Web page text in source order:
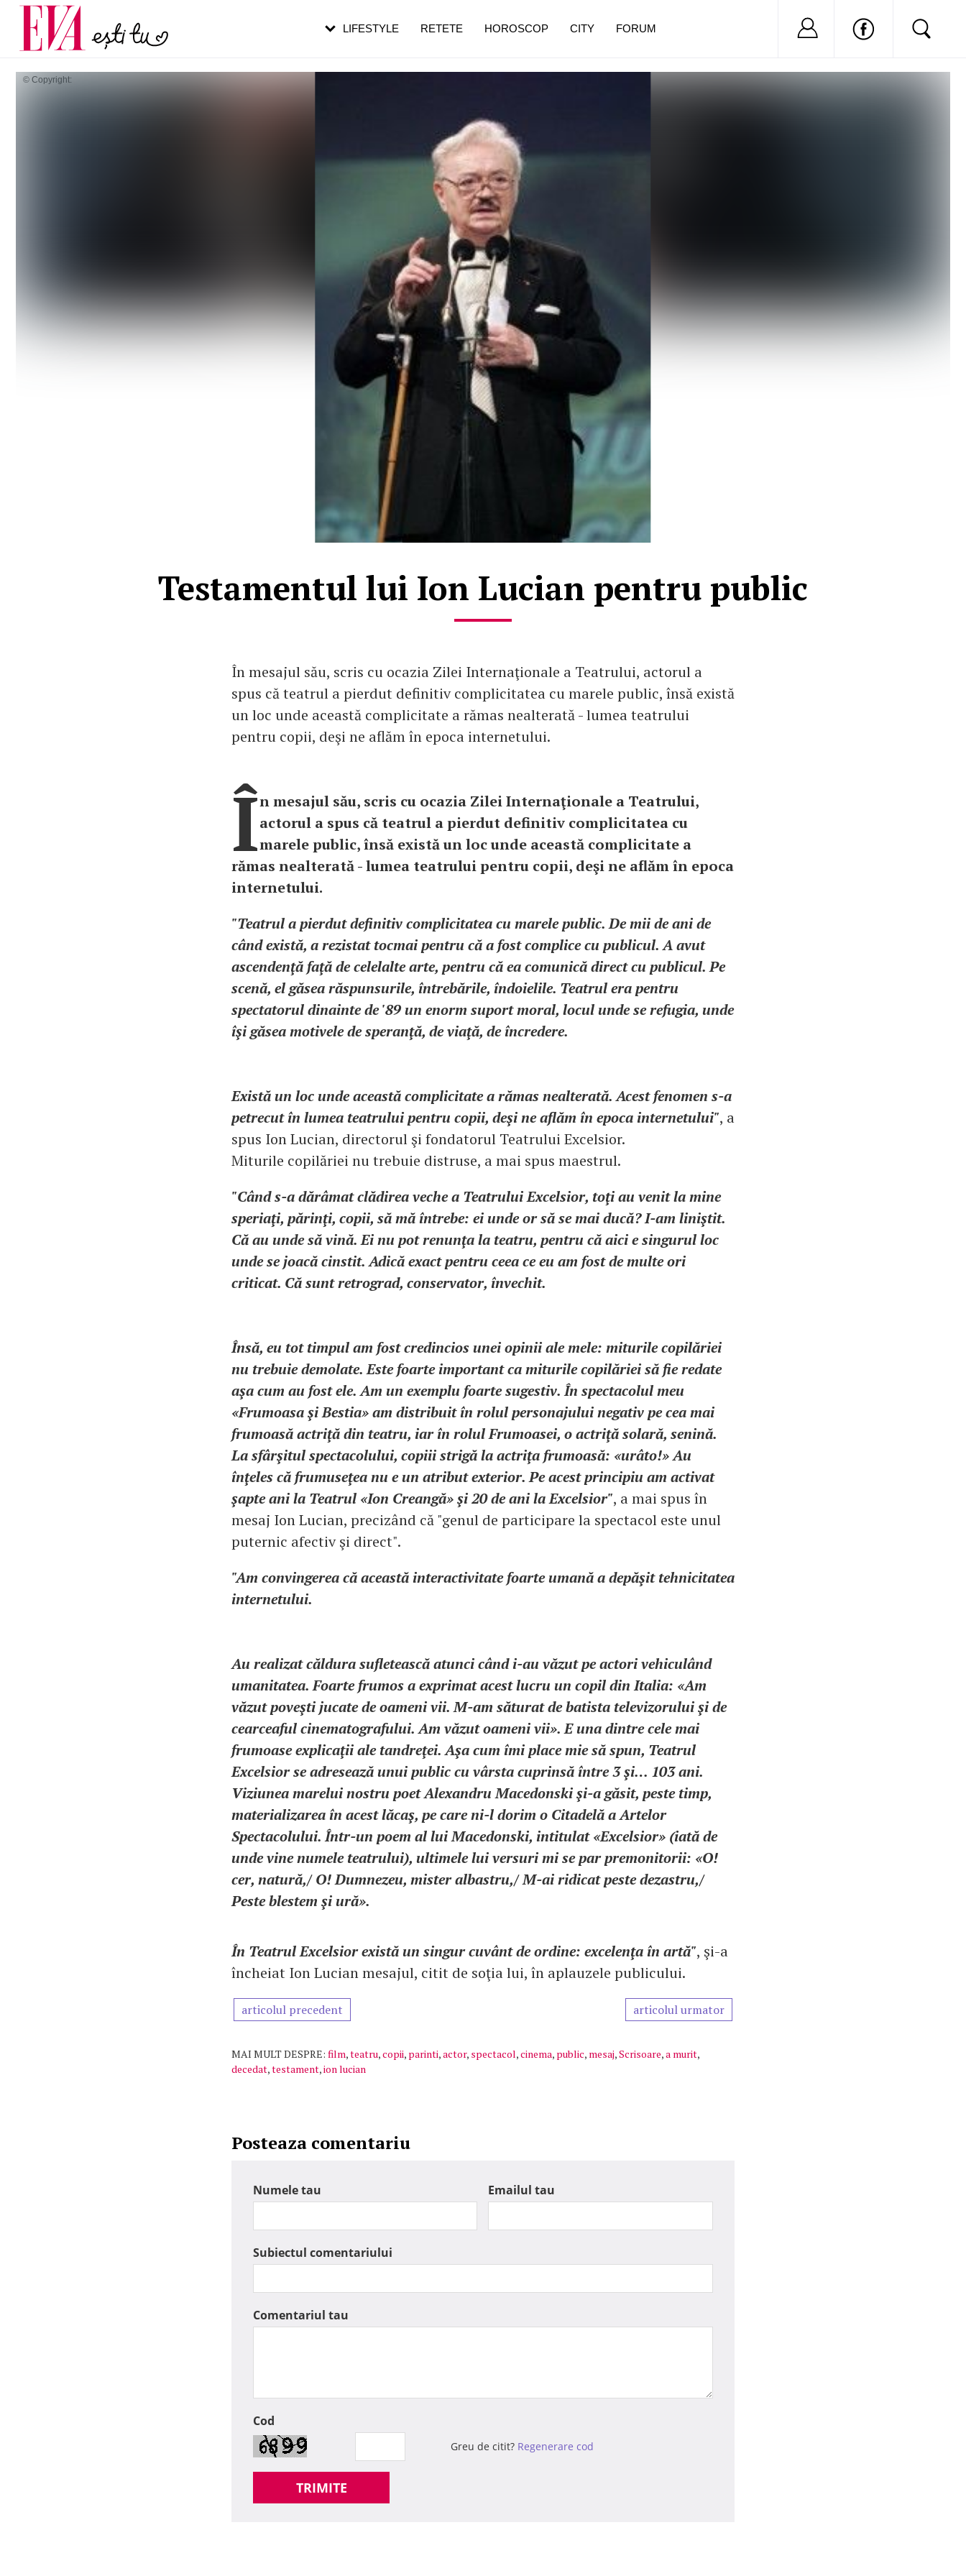
© Copyright:
Testamentul lui Ion Lucian pentru public
În mesajul său, scris cu ocazia Zilei Internaţionale a Teatrului, actorul a
spus că teatrul a pierdut definitiv complicitatea cu marele public, însă există
un loc unde această complicitate a rămas nealterată - lumea teatrului
pentru copii, deşi ne aflăm în epoca internetului.
În mesajul său, scris cu ocazia Zilei Internaţionale a Teatrului,
actorul a spus că teatrul a pierdut definitiv complicitatea cu
marele public, însă există un loc unde această complicitate a
rămas nealterată - lumea teatrului pentru copii, deşi ne aflăm în epoca
internetului.
"Teatrul a pierdut definitiv complicitatea cu marele public. De mii de ani de
când există, a rezistat tocmai pentru că a fost complice cu publicul. A avut
ascendenţă faţă de celelalte arte, pentru că ea comunică direct cu publicul. Pe
scenă, el găsea răspunsurile, întrebările, îndoielile. Teatrul era pentru
spectatorul dinainte de '89 un enorm suport moral, locul unde se refugia, unde
îşi găsea motivele de speranţă, de viaţă, de încredere.
Există un loc unde această complicitate a rămas nealterată. Acest fenomen s-a
petrecut în lumea teatrului pentru copii, deşi ne aflăm în epoca internetului", a
spus Ion Lucian, directorul şi fondatorul Teatrului Excelsior.
Miturile copilăriei nu trebuie distruse, a mai spus maestrul.
"Când s-a dărâmat clădirea veche a Teatrului Excelsior, toţi au venit la mine
speriaţi, părinţi, copii, să mă întrebe: ei unde or să se mai ducă? I-am liniştit.
Că au unde să vină. Ei nu pot renunţa la teatru, pentru că aici e singurul loc
unde se joacă cinstit. Adică exact pentru ceea ce eu am fost de multe ori
criticat. Că sunt retrograd, conservator, învechit.
Însă, eu tot timpul am fost credincios unei opinii ale mele: miturile copilăriei
nu trebuie demolate. Este foarte important ca miturile copilăriei să fie redate
aşa cum au fost ele. Am un exemplu foarte sugestiv. În spectacolul meu
«Frumoasa şi Bestia» am distribuit în rolul personajului negativ pe cea mai
frumoasă actriţă din teatru, iar în rolul Frumoasei, o actriţă solară, senină.
La sfârşitul spectacolului, copiii strigă la actriţa frumoasă: «urâto!» Au
înţeles că frumuseţea nu e un atribut exterior. Pe acest principiu am activat
şapte ani la Teatrul «Ion Creangă» şi 20 de ani la Excelsior", a mai spus în
mesaj Ion Lucian, precizând că "genul de participare la spectacol este unul
puternic afectiv şi direct".
"Am convingerea că această interactivitate foarte umană a depăşit tehnicitatea
internetului.
Au realizat căldura sufletească atunci când i-au văzut pe actori vehiculând
umanitatea. Foarte frumos a exprimat acest lucru un copil din Italia: «Am
văzut poveşti jucate de oameni vii. M-am săturat de batista televizorului şi de
cearceaful cinematografului. Am văzut oameni vii». E una dintre cele mai
frumoase explicaţii ale tandreţei. Aşa cum îmi place mie să spun, Teatrul
Excelsior se adresează unui public cu vârsta cuprinsă între 3 şi… 103 ani.
Viziunea marelui nostru poet Alexandru Macedonski şi-a găsit, peste timp,
materializarea în acest lăcaş, pe care ni-l dorim o Citadelă a Artelor
Spectacolului. Într-un poem al lui Macedonski, intitulat «Excelsior» (iată de
unde vine numele teatrului), ultimele lui versuri mi se par premonitorii: «O!
cer, natură,/ O! Dumnezeu, mister albastru,/ M-ai ridicat peste dezastru,/
Peste blestem şi ură».
În Teatrul Excelsior există un singur cuvânt de ordine: excelenţa în artă", şi-a
încheiat Ion Lucian mesajul, citit de soţia lui, în aplauzele publicului.
articolul precedent articolul urmator
MAI MULT DESPRE: film,teatru,copii, parinti,actor, spectacol,cinema, public, mesaj,Scrisoare,a murit,
decedat,testament,ion lucian
Posteaza comentariu
Numele tau Emailul tau
Subiectul comentariului
Comentariul tau
Cod
Greu de citit? Regenerare cod
TRIMITE
LIFESTYLE RETETE HOROSCOP CITY FORUM Nu ai cont?
Carieră
Actualitate
pe măsură ce înaintezi în vârstă
de dureroasă este investigația